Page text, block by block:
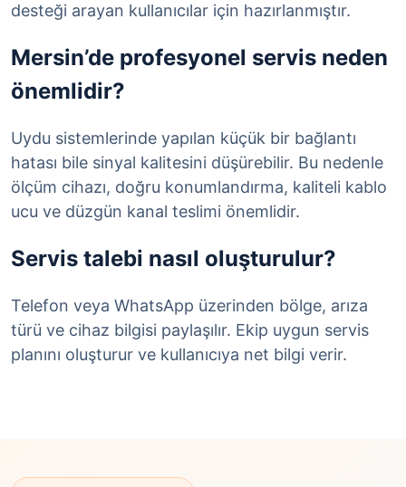
desteği arayan kullanıcılar için hazırlanmıştır.
Mersin’de profesyonel servis neden
önemlidir?
Uydu sistemlerinde yapılan küçük bir bağlantı
hatası bile sinyal kalitesini düşürebilir. Bu nedenle
ölçüm cihazı, doğru konumlandırma, kaliteli kablo
ucu ve düzgün kanal teslimi önemlidir.
Servis talebi nasıl oluşturulur?
Telefon veya WhatsApp üzerinden bölge, arıza
türü ve cihaz bilgisi paylaşılır. Ekip uygun servis
planını oluşturur ve kullanıcıya net bilgi verir.